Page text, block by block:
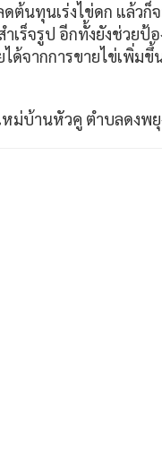
ต้นทุนเร่งไข่ดก แล้ว
เร็จรูป อีกทั้งยังช่วย
ด้จากการขายไข่เพิ่มขึ้
ม่บ้านหัวคู ตำบลดงพ